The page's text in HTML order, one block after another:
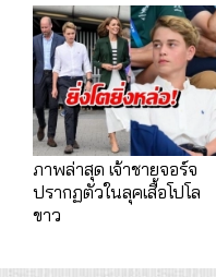
ภาพล่าสุด เจ้าชายจอร์จ
ปรากฏตัวในลุคเสื้อโปโล
ขาว